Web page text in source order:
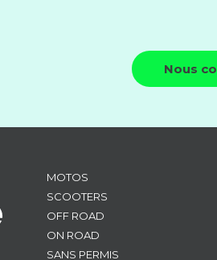
Nous
MOTOS
SCOOTERS
OFF ROAD
ON ROAD
SANS PERMIS